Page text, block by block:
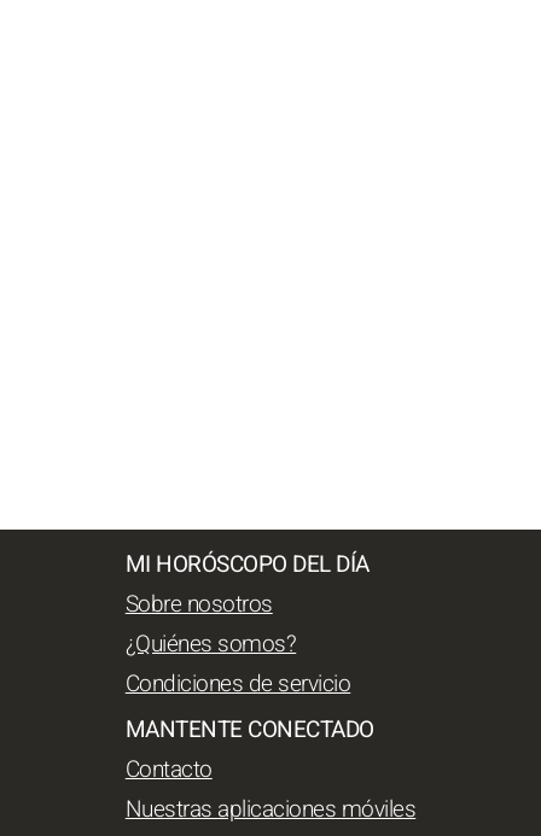
MI HORÓSCOPO DEL DÍA
Sobre nosotros
¿Quiénes somos?
Condiciones de servicio
MANTENTE CONECTADO
Contacto
Nuestras aplicaciones móviles